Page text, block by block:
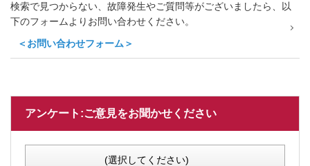
検索で見つからない、故障発生やご質問等がございましたら、以
下のフォームよりお問い合わせください。
＜お問い合わせフォーム＞
アンケート:ご意見をお聞かせください
(選択してください)